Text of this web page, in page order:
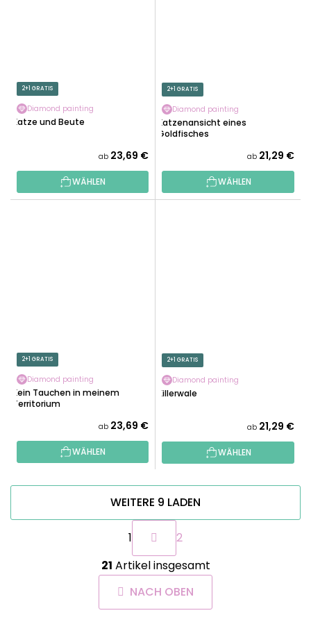
2+1 GRATIS
Diamond painting
Katze und Beute
ab 23,69 €
WÄHLEN
2+1 GRATIS
Diamond painting
Katzenansicht eines
Goldfisches
ab 21,29 €
WÄHLEN
2+1 GRATIS
Diamond painting
Kein Tauchen in meinem
Territorium
ab 23,69 €
WÄHLEN
2+1 GRATIS
Diamond painting
Killerwale
ab 21,29 €
WÄHLEN
S
t
e
u
e
WEITERE 9 LADEN
P
a
g
i
n
i
e
1
2
21 Artikel insgesamt
NACH OBEN